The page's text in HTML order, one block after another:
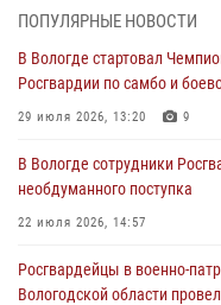
ОХРАНЫ РОСГВАРДИИ В
02 августа 2026, 10:37
Росгвардейцы в г. Соколе
31 июля 2026, 06:43
В Вологде стартовал
29 июля 2026, 13:20
ПОПУЛЯРНЫЕ НОВОСТИ
В Вологде стартовал
Росгвардии по самбо и
29 июля 2026, 13:20 9
В Вологде сотрудники
необдуманного поступка
22 июля 2026, 14:57
Росгвардейцы в военно-
Вологодской области